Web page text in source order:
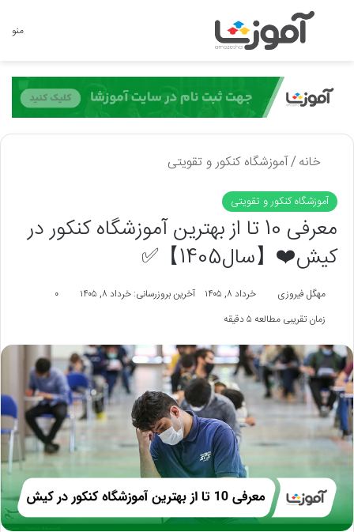
منو جستجو برای
خانه/آموزشگاه کنکور و تقویتی
آموزشگاه کنکور و تقویتی
معرفی 10 تا از بهترین آموزشگاه کنکور در
کیش❤️【سال1405】✅
مهگل فیروزی خرداد ۸, ۱۴۰۵ آخرین بروزرسانی: خرداد ۸, ۱۴۰۵
۰
زمان تقریبی مطالعه ۵ دقیقه